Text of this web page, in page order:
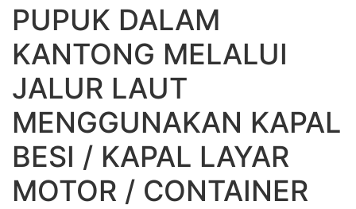
PUPUK DALAM
KANTONG MELALUI
JALUR LAUT
MENGGUNAKAN KAPAL
BESI / KAPAL LAYAR
MOTOR / CONTAINER